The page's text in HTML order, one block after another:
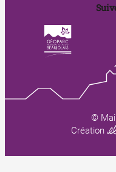
©
Création